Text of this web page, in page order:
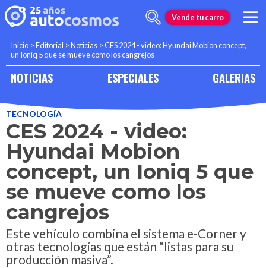
Vende tu carro
Inicio >Editorial >Noticias >CES 2024 - video: Hyundai Mobion concept,
un Ioniq 5 que se mueve como los cangrejos
NOTICIAS ESPECIALES GALERIAS
TECNOLOGÍA
CES 2024 - video:
Hyundai Mobion
concept, un Ioniq 5 que
se mueve como los
cangrejos
Este vehículo combina el sistema e-Corner y
otras tecnologías que están “listas para su
producción masiva”.